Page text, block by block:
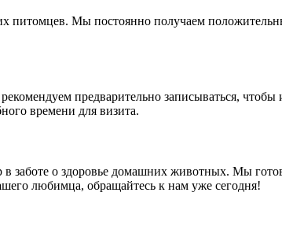
Мы постоянно получаем
предварительно записываться,
времени для визита.
заботе о здоровье домашних животных. Мы
любимца, обращайтесь к нам уже сегодня!